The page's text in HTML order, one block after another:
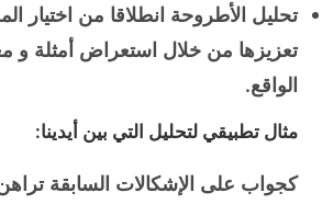
تحليل الأطروحة انطلاقا من اختيار
تعزيزها من خلال استعراض أمثلة و
الواقع.
مثال تطبيقي لتحليل التي بين أيدينا:
كجواب على الإشكالات السابقة